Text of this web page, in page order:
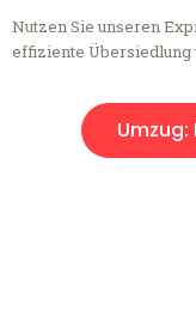
Nutzen Sie unseren
effiziente
Umzug: